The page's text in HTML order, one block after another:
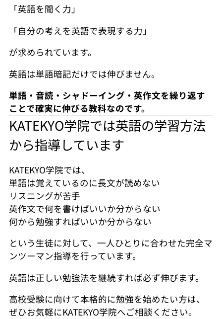
「英語を聞く力」
「自分の考えを英語で表現する力」
が求められています。
英語は単語暗記だけでは伸びません。
単語・音読・シャドーイング・英作文を繰り返す
ことで確実に伸びる教科なのです。
KATEKYO学院では英語の学習方法
から指導しています
KATEKYO学院では、
単語は覚えているのに長文が読めない
リスニングが苦手
英作文で何を書けばいいか分からない
何から勉強すればいいか分からない
という生徒に対して、一人ひとりに合わせた完全マ
ンツーマン指導を行っています。
英語は正しい勉強法を継続すれば必ず伸びます。
高校受験に向けて本格的に勉強を始めたい方は、
ぜひお気軽にKATEKYO学院へご相談ください。